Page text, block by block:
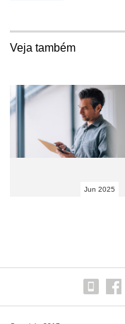
Veja também
Jun 2025